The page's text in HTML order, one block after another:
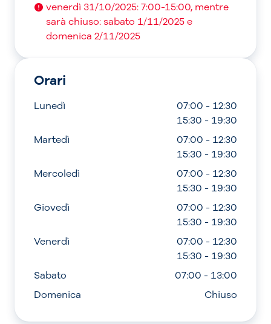
venerdì 31/10/2025: 7:00-15:00, mentre
sarà chiuso: sabato 1/11/2025 e
domenica 2/11/2025
Orari
Lunedì
07:00 - 12:30
15:30 - 19:30
Martedì
07:00 - 12:30
15:30 - 19:30
Mercoledì
07:00 - 12:30
15:30 - 19:30
Giovedì
07:00 - 12:30
15:30 - 19:30
Venerdì
07:00 - 12:30
15:30 - 19:30
Sabato
07:00 - 13:00
Domenica
Chiuso